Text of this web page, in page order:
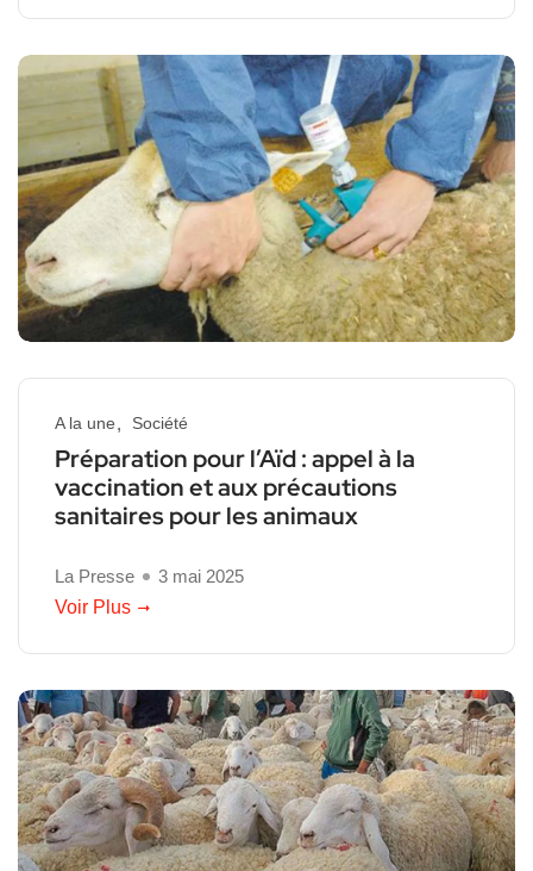
A la une Société
Préparation pour l’Aïd : appel à la
vaccination et aux précautions
sanitaires pour les animaux
La Presse
3 mai 2025
Voir Plus